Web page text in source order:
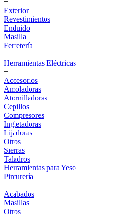
+
Exterior
Revestimientos
Enduido
Masilla
Ferretería
+
Herramientas Eléctricas
+
Accesorios
Amoladoras
Atornilladoras
Cepillos
Compresores
Ingletadoras
Lijadoras
Otros
Sierras
Taladros
Herramientas para Yeso
Pinturería
+
Acabados
Masillas
Otros